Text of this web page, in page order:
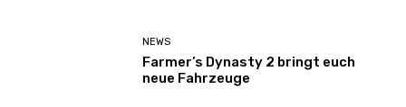
NEWS
Farmer’s Dynasty 2 bringt euch
neue Fahrzeuge